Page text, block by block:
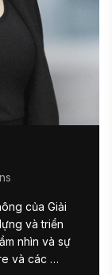
của Giải
và triển
nhìn và sự
và các